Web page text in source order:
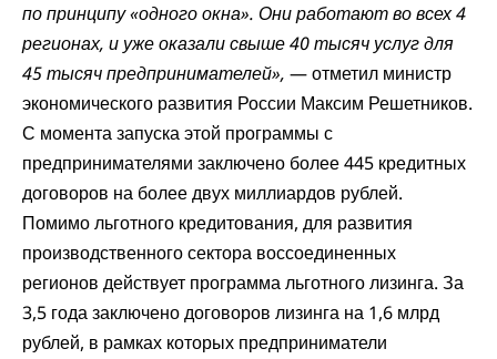
по принципу «одного окна». Они работают во всех 4
регионах, и уже оказали свыше 40 тысяч услуг для
45 тысяч предпринимателей», — отметил министр
экономического развития России Максим Решетников.
С момента запуска этой программы с
предпринимателями заключено более 445 кредитных
договоров на более двух миллиардов рублей.
Помимо льготного кредитования, для развития
производственного сектора воссоединенных
регионов действует программа льготного лизинга. За
3,5 года заключено договоров лизинга на 1,6 млрд
рублей, в рамках которых предприниматели